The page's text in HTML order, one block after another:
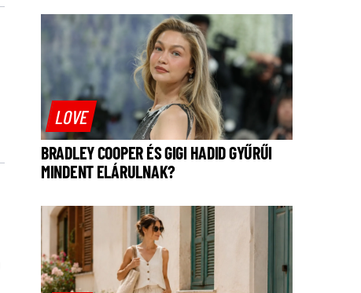
LOVE
BRADLEY COOPER ÉS GIGI HADID GYŰRŰI
MINDENT ELÁRULNAK?